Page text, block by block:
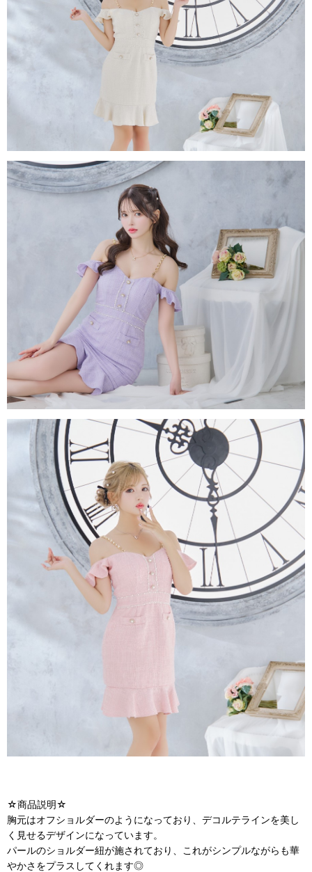
☆商品説明☆
胸元はオフショルダーのようになっており、デコルテラインを美し
く見せるデザインになっています。
パールのショルダー紐が施されており、これがシンプルながらも華
やかさをプラスしてくれます◎